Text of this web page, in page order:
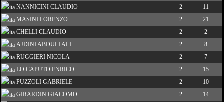
NANNICINI CLAUDIO
2
11
MASINI LORENZO
2
21
CHELLI CLAUDIO
2
2
AJDINI ABDULI ALI
2
8
RUGGIERI NICOLA
2
7
LO CAPUTO ENRICO
2
15
PUZZOLI GABRIELE
2
10
GIRARDIN GIACOMO
2
14